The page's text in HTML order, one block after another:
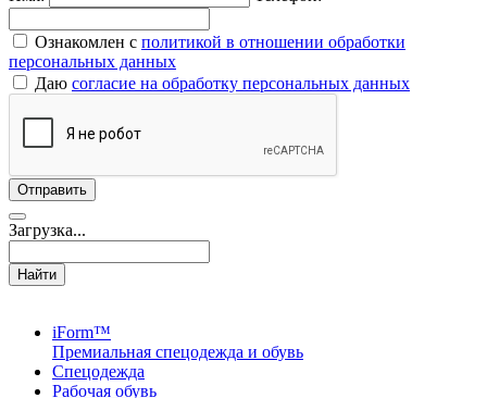
Ознакомлен с политикой в отношении обработки
персональных данных
Даю согласие на обработку персональных данных
Загрузка...
Найти
iForm™
Премиальная спецодежда и обувь
Спецодежда
Рабочая обувь